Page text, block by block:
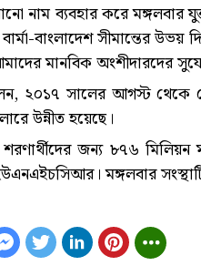
নাম ব্যবহার করে মঙ্গলবার
বাংলাদেশ সীমান্তের উভয়
মানবিক অংশীদারদের
২০১৭ সালের আগস্ট থেকে
উন্নীত হয়েছে।
শরণার্থীদের জন্য ৮৭৬
ইউএনএইচসিআর। মঙ্গলবার